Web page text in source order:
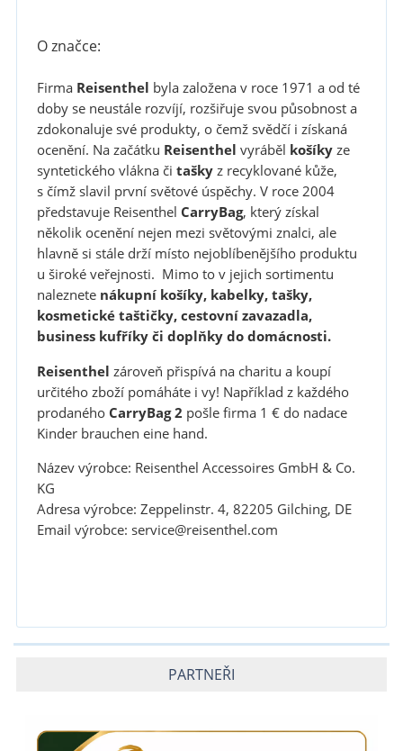
O značce:
Firma Reisenthel byla založena v roce 1971 a od té
doby se neustále rozvíjí, rozšiřuje svou působnost a
zdokonaluje své produkty, o čemž svědčí i získaná
ocenění. Na začátku Reisenthel vyráběl košíkyze
syntetického vlákna či taškyz recyklované kůže,
s čímž slavil první světové úspěchy. V roce 2004
představuje Reisenthel CarryBag, který získal
několik ocenění nejen mezi světovými znalci, ale
hlavně si stále drží místo nejoblíbenějšího produktu
u široké veřejnosti. Mimo to v jejich sortimentu
naleznete nákupní košíky, kabelky, tašky,
kosmetické taštičky, cestovní zavazadla,
business kufříky či doplňky do domácnosti.
Reisenthel zároveň přispívá na charitu a koupí
určitého zboží pomáháte i vy! Například z každého
prodaného CarryBag 2 pošle firma 1 € do nadace
Kinder brauchen eine hand.
Název výrobce: Reisenthel Accessoires GmbH & Co.
KG
Adresa výrobce: Zeppelinstr. 4, 82205 Gilching, DE
Email výrobce: service@reisenthel.com
PARTNEŘI